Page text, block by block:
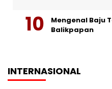
Mengenal Baju
Balikpapan
INTERNASIONAL